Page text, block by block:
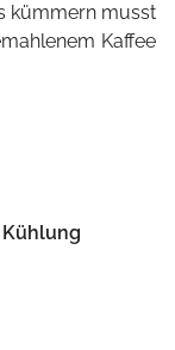
kümmern musst
Kaffee
Kühlung